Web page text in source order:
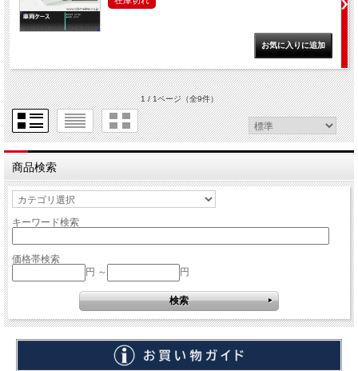
1 / 1ページ（全9件）
商品検索
キーワード検索
価格帯検索
円 ～
円